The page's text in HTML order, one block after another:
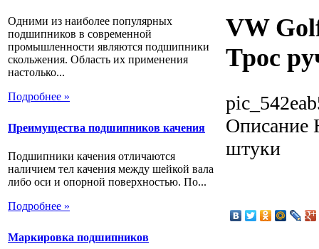
Одними из наиболее популярных
подшипников в современной
промышленности являются подшипники
скольжения. Область их применения
настолько...
Подробнее »
Преимущества подшипников качения
Подшипники качения отличаются
наличием тел качения между шейкой вала
либо оси и опорной поверхностью. По...
Подробнее »
Маркировка подшипников
VW
Трос
Описание
штуки